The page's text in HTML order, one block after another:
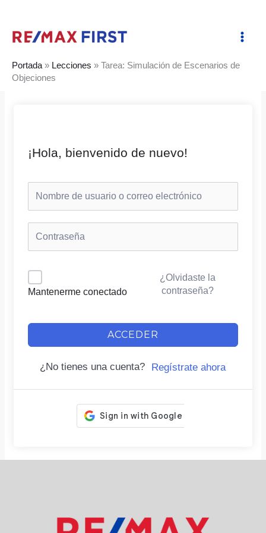
contenido
Portada » Lecciones » Tarea: Simulación de Escenarios de
Objeciones
¡Hola, bienvenido de nuevo!
Mantenerme conectado
¿Olvidaste la
contraseña?
ACCEDER
¿No tienes una cuenta? Regístrate ahora